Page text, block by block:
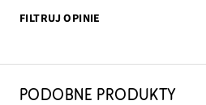
FILTRUJ OPINIE
PODOBNE PRODUKTY